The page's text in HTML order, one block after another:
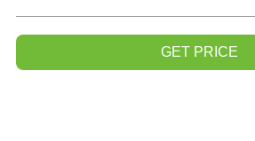
GET PRICE